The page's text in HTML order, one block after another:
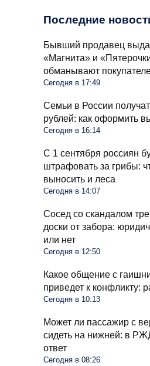
Последние
Бывший продавец
«Магнита» и
обманывают
Сегодня в 17:49
Семьи в России
рублей: как оформить
Сегодня в 16:14
С 1 сентября россиян
штрафовать за грибы:
выносить и леса
Сегодня в 14:07
Сосед со скандалом
доски от забора:
или нет
Сегодня в 12:50
Какое общение с
приведет к конфликту:
Сегодня в 10:13
Может ли пассажир с
сидеть на нижней: в
ответ
Сегодня в 08:26